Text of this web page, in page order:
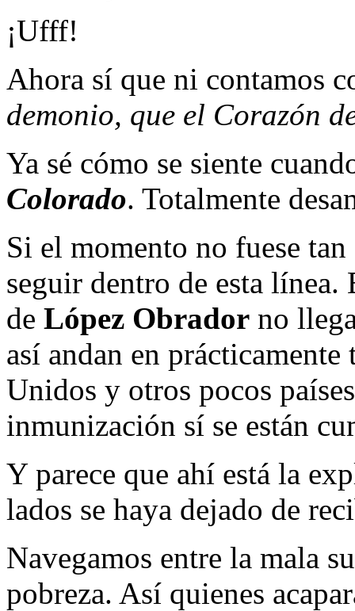
¡Ufff!
Ahora sí que ni contamos
demonio, que el Corazón
Ya sé cómo se siente
Colorado. Totalmente
Si el momento no fuese
seguir dentro de esta línea.
de López Obrador no
así andan en
Unidos y otros pocos
inmunización sí se están
Y parece que ahí está la
lados se haya dejado de
Navegamos entre la mala
pobreza. Así quienes